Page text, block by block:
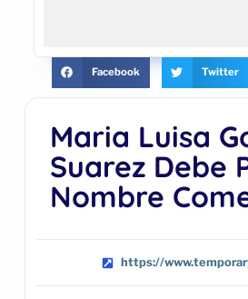
Maria Luisa
Suarez Debe
Nombre
https://
Facebook Twitter